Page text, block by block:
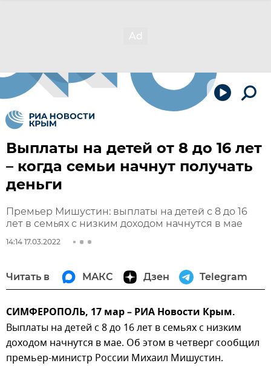
Выплаты на детей от 8 до 16 лет
– когда семьи начнут получать
деньги
Премьер Мишустин: выплаты на детей с 8 до 16
лет в семьях с низким доходом начнутся в мае
14:14 17.03.2022
Читать в МАКС Дзен Telegram
СИМФЕРОПОЛЬ, 17 мар – РИА Новости Крым.
Выплаты на детей с 8 до 16 лет в семьях с низким
доходом начнутся в мае. Об этом в четверг сообщил
премьер-министр России Михаил Мишустин.